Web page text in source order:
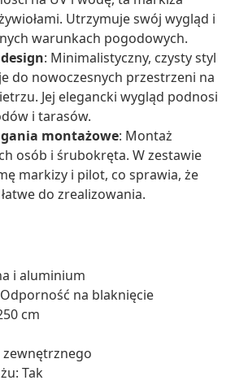
Utrzymuje swój wygląd i
warunkach pogodowych.
: Minimalistyczny, czysty styl
do nowoczesnych przestrzeni na
Jej elegancki wygląd podnosi
i tarasów.
montażowe: Montaż
osób i śrubokręta. W zestawie
markizy i pilot, co sprawia, że
do zrealizowania.
i aluminium
na blaknięcie
cm
Tak